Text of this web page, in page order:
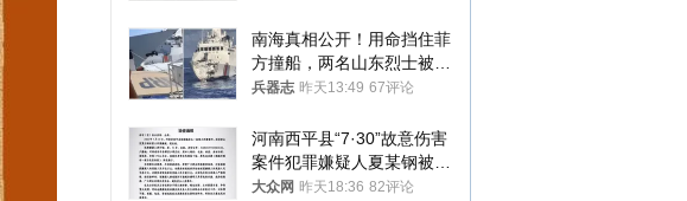
南海真相公开！用命挡住菲
方撞船，两名山东烈士被授
武警最高荣誉
兵器志 昨天13:49 67评论
河南西平县“7·30”故意伤害
案件犯罪嫌疑人夏某钢被抓
获
大众网 昨天18:36 82评论